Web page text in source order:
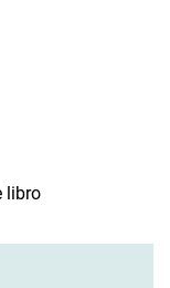
libro